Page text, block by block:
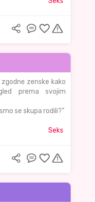
zenske kako
prema svojim
se skupa rodili?"
Seks